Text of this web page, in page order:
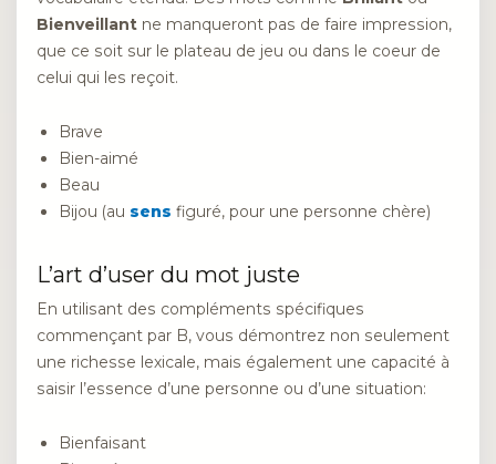
Bienveillant ne manqueront pas de faire impression,
que ce soit sur le plateau de jeu ou dans le coeur de
celui qui les reçoit.
Brave
Bien-aimé
Beau
Bijou (au sens figuré, pour une personne chère)
L’art d’user du mot juste
En utilisant des compléments spécifiques
commençant par B, vous démontrez non seulement
une richesse lexicale, mais également une capacité à
saisir l’essence d’une personne ou d’une situation:
Bienfaisant